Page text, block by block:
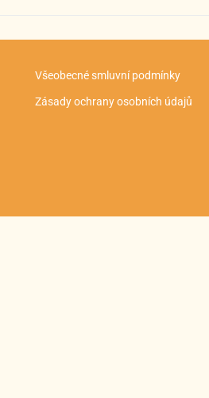
Všeobecné smluvní podmínky
Zásady ochrany osobních údajů